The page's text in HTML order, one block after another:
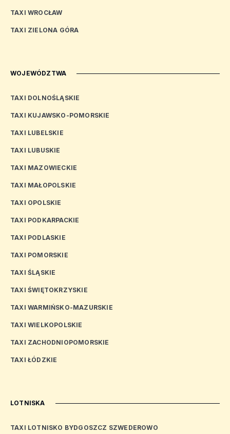
TAXI WROCŁAW
TAXI ZIELONA GÓRA
WOJEWÓDZTWA
TAXI DOLNOŚLĄSKIE
TAXI KUJAWSKO-POMORSKIE
TAXI LUBELSKIE
TAXI LUBUSKIE
TAXI MAZOWIECKIE
TAXI MAŁOPOLSKIE
TAXI OPOLSKIE
TAXI PODKARPACKIE
TAXI PODLASKIE
TAXI POMORSKIE
TAXI ŚLĄSKIE
TAXI ŚWIĘTOKRZYSKIE
TAXI WARMIŃSKO-MAZURSKIE
TAXI WIELKOPOLSKIE
TAXI ZACHODNIOPOMORSKIE
TAXI ŁÓDZKIE
LOTNISKA
TAXI LOTNISKO BYDGOSZCZ SZWEDEROWO